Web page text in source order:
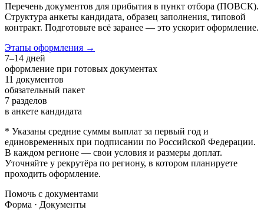
Перечень документов для прибытия в пункт отбора (ПОВСК).
Структура анкеты кандидата, образец заполнения, типовой
контракт. Подготовьте всё заранее — это ускорит оформление.
Этапы оформления →
7–14 дней
оформление при готовых документах
11 документов
обязательный пакет
7 разделов
в анкете кандидата
* Указаны средние суммы выплат за первый год и
единовременных при подписании по Российской Федерации.
В каждом регионе — свои условия и размеры доплат.
Уточняйте у рекрутёра по региону, в котором планируете
проходить оформление.
Помочь с документами
Форма · Документы